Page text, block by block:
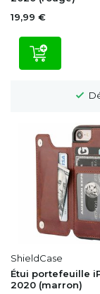
19,99 €
ShieldCase
Étui portefeuille
2020 (marron)